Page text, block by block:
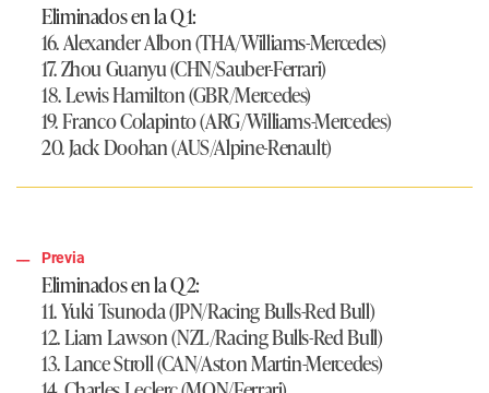
Eliminados en la Q1:
16. Alexander Albon (THA/Williams-Mercedes)
17. Zhou Guanyu (CHN/Sauber-Ferrari)
18. Lewis Hamilton (GBR/Mercedes)
19. Franco Colapinto (ARG/Williams-Mercedes)
20. Jack Doohan (AUS/Alpine-Renault)
Previa
Eliminados en la Q2:
11. Yuki Tsunoda (JPN/Racing Bulls-Red Bull)
12. Liam Lawson (NZL/Racing Bulls-Red Bull)
13. Lance Stroll (CAN/Aston Martin-Mercedes)